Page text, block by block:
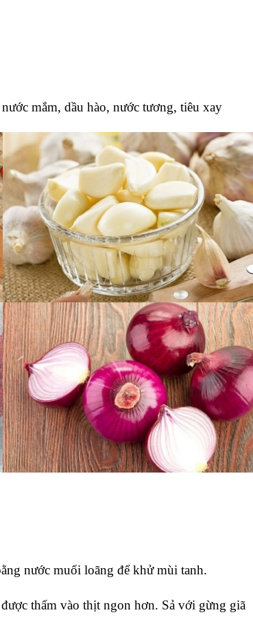
mắm, dầu hào, nước tương, tiêu xay
nước muối loãng để khử mùi tanh.
thấm vào thịt ngon hơn. Sả với gừng giã